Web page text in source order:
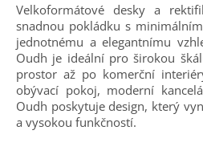
Velkoformátové desky a
snadnou pokládku s
jednotnému a elegantnímu
Oudh je ideální pro širokou
prostor až po komerční
obývací pokoj, moderní
Oudh poskytuje design, který
a vysokou funkčností.